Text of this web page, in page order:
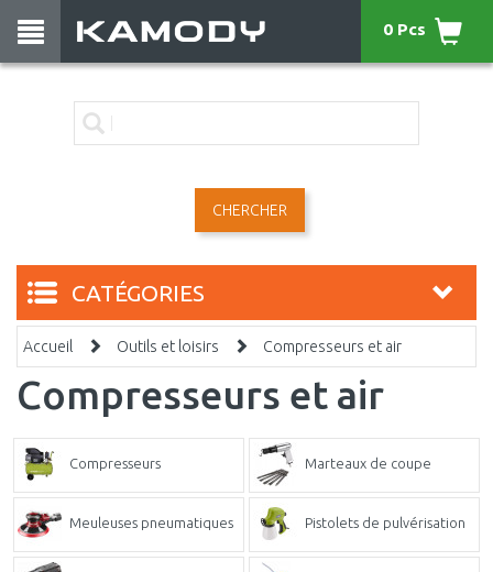
CHERCHER
0 Pcs
CATÉGORIES
Accueil Outils et loisirs Compresseurs et air
Compresseurs et air
Compresseurs Marteaux de coupe
Meuleuses pneumatiques Pistolets de pulvérisation